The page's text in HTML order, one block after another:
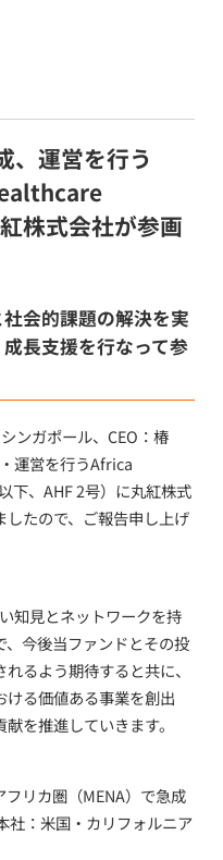
、運営を行う
株式会社が参画
会的課題の解決を実
長支援を行なって参
ンガポール、 CEO ：椿
運営を行うAfrica
下、 AHF 2号）に丸紅株式
たので、ご報告申し上げ
知見とネットワークを持
今後当ファンドとその投
るよう期待すると共に、
る価値ある事業を創出
を推進していきます。
フリカ圏（MENA）で急成
社：米国・カリフォルニア